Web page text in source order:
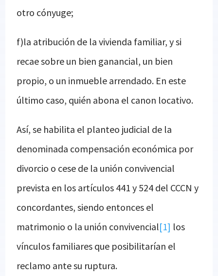
otro cónyuge;
f)la atribución de la vivienda familiar, y si
recae sobre un bien ganancial, un bien
propio, o un inmueble arrendado. En este
último caso, quién abona el canon locativo.
Así, se habilita el planteo judicial de la
denominada compensación económica por
divorcio o cese de la unión convivencial
prevista en los artículos 441 y 524 del CCCN y
concordantes, siendo entonces el
matrimonio o la unión convivencial[1] los
vínculos familiares que posibilitarían el
reclamo ante su ruptura.